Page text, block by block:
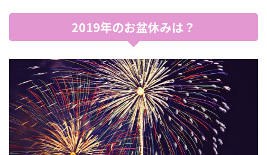
2019年のお盆休みは？